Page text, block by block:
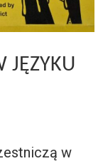
JĘZYKU
w